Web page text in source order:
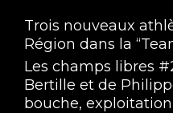
Trois nouveaux
Région dans la
Les champs libres
Bertille et de
bouche,